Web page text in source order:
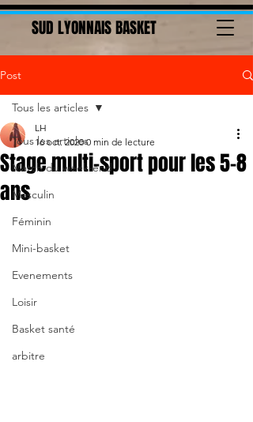
SUD LYONNAIS BASKET
Post
Tous les articles
Match du week-end
Masculin
Féminin
Mini-basket
Evenements
Loisir
Basket santé
arbitre
Tous les articles
Stage multi-sport pour les 5-8
ans
LH
16 oct. 2020 0 min de lecture